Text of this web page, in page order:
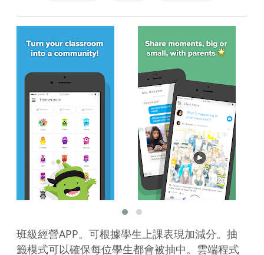
班級經營APP。可根據學生上課表現加減分。抽
籤模式可以確保每位學生都會被抽中。雲端程式